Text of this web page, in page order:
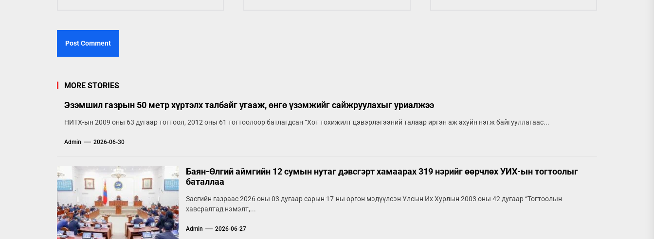
MORE STORIES
Эзэмшил газрын 50 метр хүртэлх талбайг угааж, өнгө үзэмжийг сайжруулахыг уриалжээ
НИТХ-ын 2009 оны 63 дугаар тогтоол, 2012 оны 61 тогтоолоор батлагдсан “Хот тохижилт цэвэрлэгээний талаар иргэн аж ахуйн нэгж байгууллагаас...
Admin 2026-06-30
Баян-Өлгий аймгийн 12 сумын нутаг дэвсгэрт хамаарах 319 нэрийг өөрчлөх УИХ-ын тогтоолыг
баталлаа
Засгийн газраас 2026 оны 03 дугаар сарын 17-ны өргөн мэдүүлсэн Улсын Их Хурлын 2003 оны 42 дугаар “Тогтоолын
хавсралтад нэмэлт,...
Admin 2026-06-27